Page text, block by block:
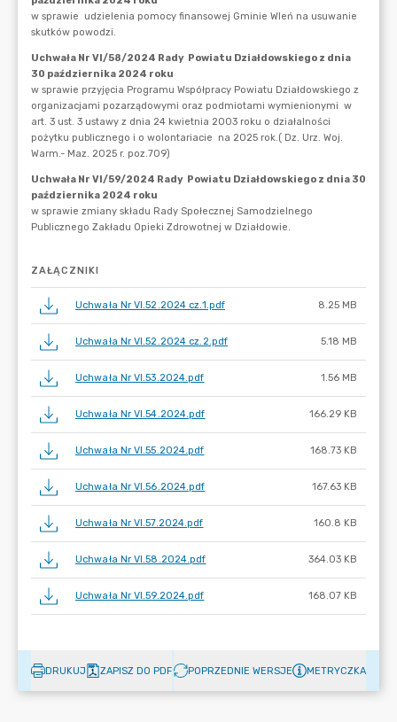
ZAŁĄCZNIKI
Uchwała Nr VI.52.2024 cz.1.pdf 8.25 MB
Uchwała Nr VI.52.2024 cz.2.pdf 5.18 MB
Uchwała Nr VI.53.2024.pdf 1.56 MB
Uchwała Nr VI.54.2024.pdf 166.29 KB
Uchwała Nr VI.55.2024.pdf 168.73 KB
Uchwała Nr VI.56.2024.pdf 167.63 KB
Uchwała Nr VI.57.2024.pdf 160.8 KB
Uchwała Nr VI.58.2024.pdf 364.03 KB
Uchwała Nr VI.59.2024.pdf 168.07 KB
DRUKUJ ZAPISZ DO PDF POPRZEDNIE WERSJE METRYCZKA